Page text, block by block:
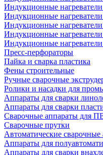
Индукционные
Индукционные
Индукционные
Индукционные нагреватели
Индукционные
Пресс-перфораторы
Пайка и сварка пластика
Фены строительные
Ручные сварочные
Ролики и насадки для
Аппараты для сварки
Аппараты для сварки
Сварочные аппараты для
Сварочные прутки
Автоматические сварочные
Аппараты для
Аппараты для сварки